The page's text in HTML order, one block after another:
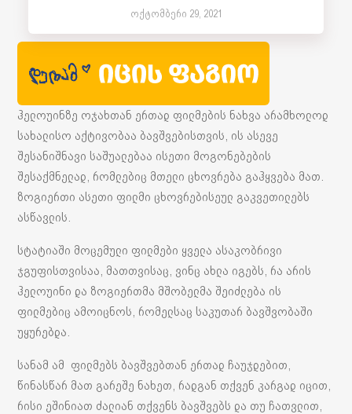
ოქტომბერი 29, 2021
ჰელოუინზე ოჯახთან ერთად ფილმების ნახვა არამხოლოდ
სახალისო აქტივობაა ბავშვებისთვის, ის ასევე
შესანიშნავი საშუალებაა ისეთი მოგონებების
შესაქმნელად, რომლებიც მთელი ცხოვრება გაჰყვება მათ.
ზოგიერთი ასეთი ფილმი ცხოვრებისეულ გაკვეთილებს
ასწავლის.
სტატიაში მოცემული ფილმები ყველა ასაკობრივი
ჯგუფისთვისაა, მათთვისაც, ვინც ახლა იგებს, რა არის
ჰელოუინი და ზოგიერთმა მშობელმა შეიძლება ის
ფილმებიც ამოიცნოს, რომელსაც საკუთარ ბავშვობაში
უყურებდა.
სანამ ამ ფილმებს ბავშვებთან ერთად ჩაუჯდებით,
წინასწარ მათ გარეშე ნახეთ, რადგან თქვენ კარგად იცით,
რისი ეშინიათ ძალიან თქვენს ბავშვებს და თუ ჩათვლით,